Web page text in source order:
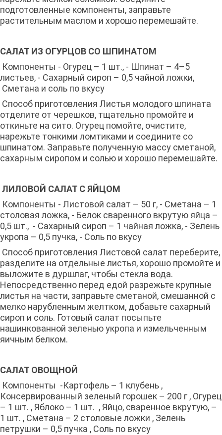
подготовленные компоненты, заправьте
растительным маслом и хорошо перемешайте.
САЛАТ ИЗ ОГУРЦОВ СО ШПИНАТОМ
Компоненты - Огурец – 1 шт., - Шпинат – 4–5
листьев, - Сахарный сироп – 0,5 чайной ложки,
Сметана и соль по вкусу
Способ приготовления Листья молодого шпината
отделите от черешков, тщательно промойте и
откиньте на сито. Огурец помойте, очистите,
нарежьте тонкими ломтиками и соедините со
шпинатом. Заправьте полученную массу сметаной,
сахарным сиропом и солью и хорошо перемешайте.
ЛИЛОВОЙ САЛАТ С ЯЙЦОМ
Компоненты - Листовой салат – 50 г, - Сметана – 1
столовая ложка, - Белок сваренного вкрутую яйца –
0,5 шт., - Сахарный сироп – 1 чайная ложка, - Зелень
укропа – 0,5 пучка, - Соль по вкусу
Способ приготовления Листовой салат переберите,
разделите на отдельные листья, хорошо промойте и
выложите в дуршлаг, чтобы стекла вода.
Непосредственно перед едой разрежьте крупные
листья на части, заправьте сметаной, смешанной с
мелко нарубленным желтком, добавьте сахарный
сироп и соль. Готовый салат посыпьте
нашинкованной зеленью укропа и измельченным
яичным белком.
САЛАТ ОВОЩНОЙ
Компоненты -Картофель – 1 клубень ,
Консервированный зеленый горошек – 200 г , Огурец
– 1 шт. , Яблоко – 1 шт. , Яйцо, сваренное вкрутую, –
1 шт. , Сметана – 2 столовые ложки , Зелень
петрушки – 0,5 пучка , Соль по вкусу